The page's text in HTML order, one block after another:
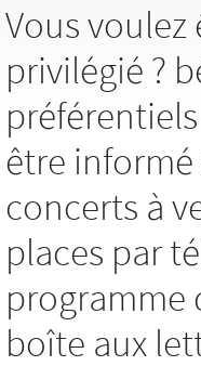
Vous
privilégié ?
être
concerts à
places par
programme
boîte aux